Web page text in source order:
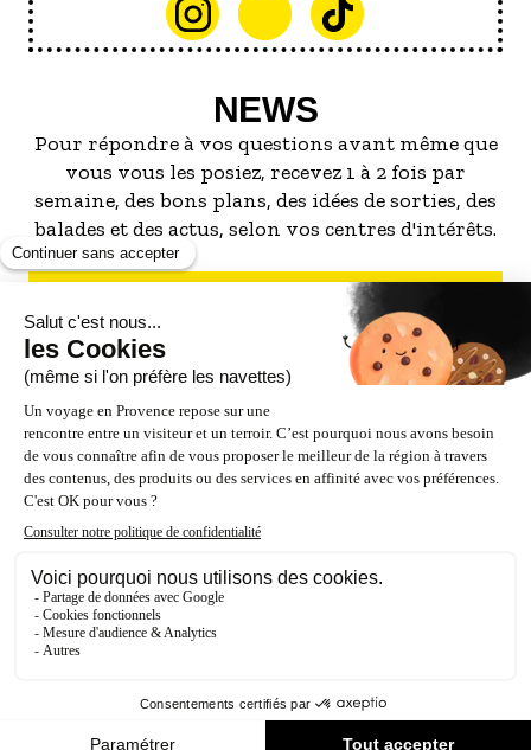
NEWS
Pour répondre à vos questions avant même que
vous vous les posiez, recevez 1 à 2 fois par
semaine, des bons plans, des idées de sorties, des
balades et des actus, selon vos centres d'intérêts.
S'INSCRIRE À LA NEWSLETTER
NOS PARTENAIRES
ESPACE PRO / PRESSE
Accessibilité : Partiellement conforme (87%)
Politique de confidentialité